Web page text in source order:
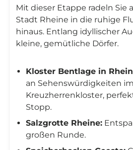
Mit dieser Etappe radeln Sie
Stadt Rheine in die ruhige
hinaus. Entlang idyllischer
kleine, gemütliche Dörfer.
Kloster Bentlage in
an Sehenswürdigkeiten
Kreuzherrenkloster,
Stopp.
Salzgrotte Rheine:
großen Runde.